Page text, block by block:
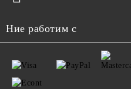
Ние работим с